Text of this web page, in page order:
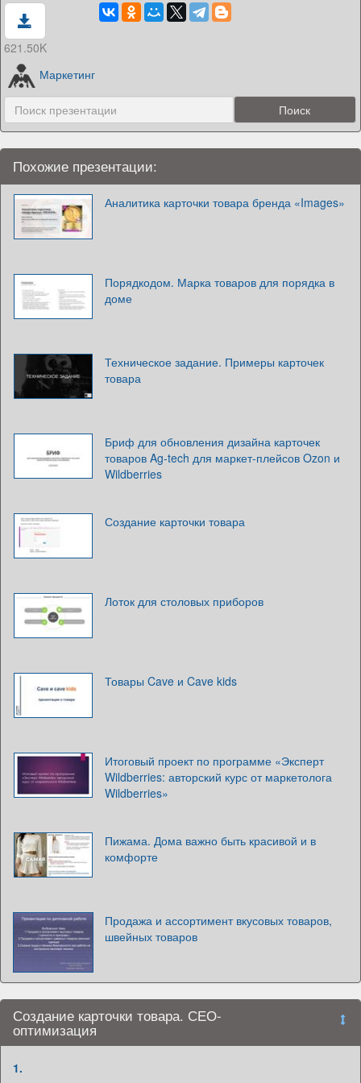
621.50K
Маркетинг
Похожие презентации:
Аналитика карточки товара бренда «Images»
Порядкодом. Марка товаров для порядка в
доме
Техническое задание. Примеры карточек
товара
Бриф для обновления дизайна карточек
товаров Ag-tech для маркет-плейсов Ozon и
Wildberries
Создание карточки товара
Лоток для столовых приборов
Товары Cave и Cave kids
Итоговый проект по программе «Эксперт
Wildberries: авторский курс от маркетолога
Wildberries»
Пижама. Дома важно быть красивой и в
комфорте
Продажа и ассортимент вкусовых товаров,
швейных товаров
Создание карточки товара. СЕО-
оптимизация
1.